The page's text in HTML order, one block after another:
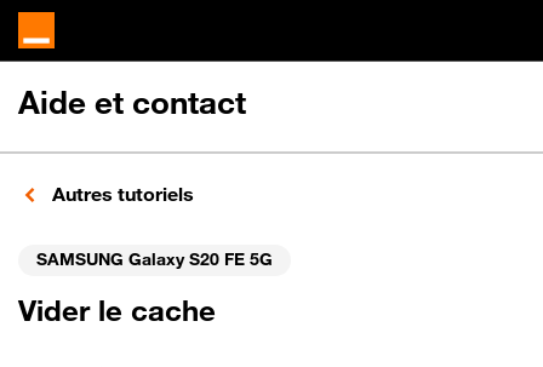
Aide et contact
Autres tutoriels
SAMSUNG Galaxy S20 FE 5G
Vider le cache